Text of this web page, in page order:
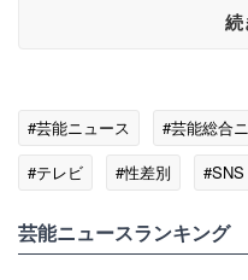
続
#芸能ニュース #芸能総合
#テレビ
#性差別 #SNS
芸能ニュースランキング